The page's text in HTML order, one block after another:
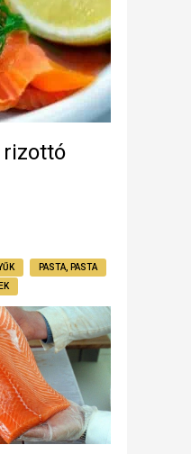
rizottó
PASTA, PASTA